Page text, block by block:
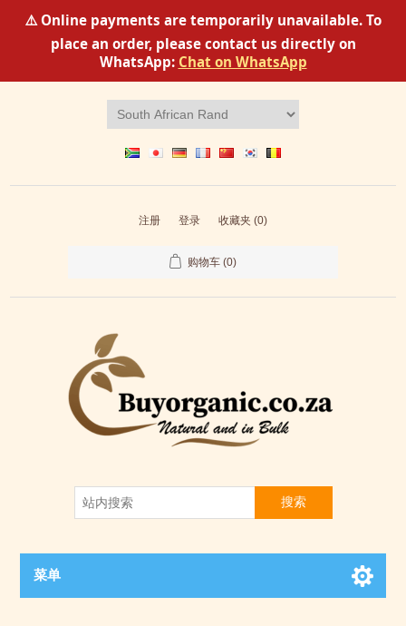
⚠️ Online payments are temporarily unavailable. To
place an order, please contact us directly on
WhatsApp: Chat on WhatsApp
注册 登录 收藏夹 (0)
购物车 (0)
搜索
菜单